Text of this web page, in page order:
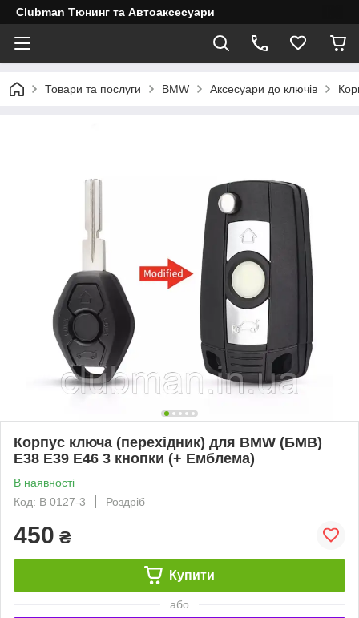
Clubman Тюнинг та Автоаксесуари
Товари та послуги BMW Аксесуари до ключів
Корпус ключа (перехідник) для BMW (БМВ)
E38 E39 E46 3 кнопки (+ Емблема)
В наявності
Код: B 0127-3
Роздріб
450 ₴
Купити
або